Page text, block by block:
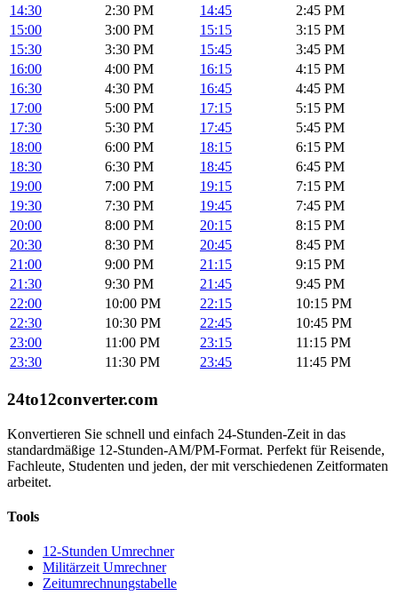
14:30
2:30 PM 14:45
2:45 PM
15:00
3:00 PM 15:15
3:15 PM
15:30
3:30 PM 15:45
3:45 PM
16:00
4:00 PM 16:15
4:15 PM
16:30
4:30 PM 16:45
4:45 PM
17:00
5:00 PM 17:15
5:15 PM
17:30
5:30 PM 17:45
5:45 PM
18:00
6:00 PM 18:15
6:15 PM
18:30
6:30 PM 18:45
6:45 PM
19:00
7:00 PM 19:15
7:15 PM
19:30
7:30 PM 19:45
7:45 PM
20:00
8:00 PM 20:15
8:15 PM
20:30
8:30 PM 20:45
8:45 PM
21:00
9:00 PM 21:15
9:15 PM
21:30
9:30 PM 21:45
9:45 PM
22:00
10:00 PM 22:15
10:15 PM
22:30
10:30 PM 22:45
10:45 PM
23:00
11:00 PM 23:15
11:15 PM
23:30
11:30 PM 23:45 11:45 PM
24to12converter.com
Konvertieren Sie schnell und einfach 24-Stunden-Zeit in das
standardmäßige 12-Stunden-AM/PM-Format. Perfekt für Reisende,
Fachleute, Studenten und jeden, der mit verschiedenen Zeitformaten
arbeitet.
Tools
12-Stunden Umrechner
Militärzeit Umrechner
Zeitumrechnungstabelle